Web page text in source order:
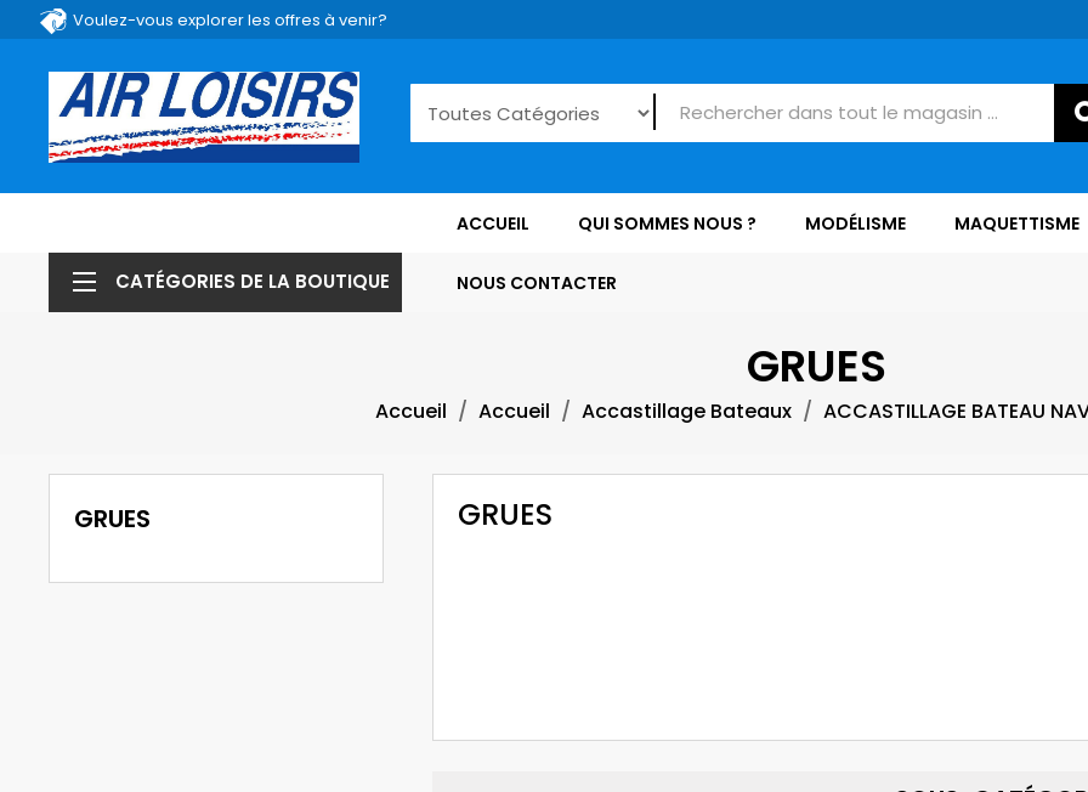
Voulez-vous explorer les offres à venir?
ACCUEIL QUI SOMMES NOUS ? MODÉLISME MAQUETTISME
NOUS CONTACTER
CATÉGORIES DE LA BOUTIQUE
GRUES
Accueil Accueil Accastillage Bateaux ACCASTILLAGE BATEAU
GRUES GRUES